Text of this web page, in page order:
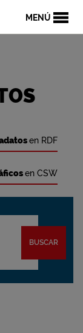
MENÚ
en RDF
en CSW
BUSCAR